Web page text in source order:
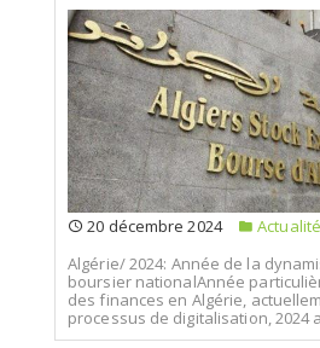
20 décembre 2024
Actualité
Algérie/ 2024: Année de la
boursier nationalAnnée
des finances en Algérie,
processus de digitalisation, 2024